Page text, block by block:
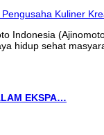
Indonesia
hidup sehat
EKSPA…